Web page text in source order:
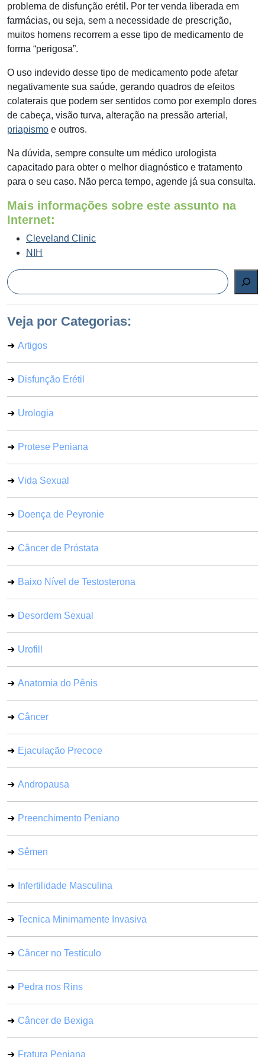
problema de disfunção erétil. Por ter venda liberada em
farmácias, ou seja, sem a necessidade de prescrição,
muitos homens recorrem a esse tipo de medicamento de
forma “perigosa”.
O uso indevido desse tipo de medicamento pode afetar
negativamente sua saúde, gerando quadros de efeitos
colaterais que podem ser sentidos como por exemplo dores
de cabeça, visão turva, alteração na pressão arterial,
priapismo e outros.
Na dúvida, sempre consulte um médico urologista
capacitado para obter o melhor diagnóstico e tratamento
para o seu caso. Não perca tempo, agende já sua consulta.
Mais informações sobre este assunto na
Internet:
Cleveland Clinic
NIH
Pesquisar
Veja por Categorias:
Artigos
Disfunção Erétil
Urologia
Protese Peniana
Vida Sexual
Doença de Peyronie
Câncer de Próstata
Baixo Nível de Testosterona
Desordem Sexual
Urofill
Anatomia do Pênis
Câncer
Ejaculação Precoce
Andropausa
Preenchimento Peniano
Sêmen
Infertilidade Masculina
Tecnica Minimamente Invasiva
Câncer no Testículo
Pedra nos Rins
Câncer de Bexiga
Fratura Peniana